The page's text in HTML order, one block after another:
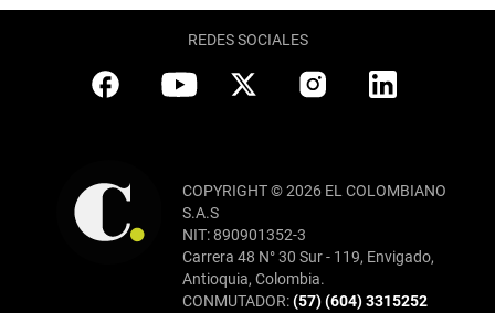
REDES SOCIALES
COPYRIGHT © 2026 EL COLOMBIANO
S.A.S
NIT: 890901352-3
Carrera 48 N° 30 Sur - 119, Envigado,
Antioquia, Colombia.
CONMUTADOR:(57) (604) 3315252